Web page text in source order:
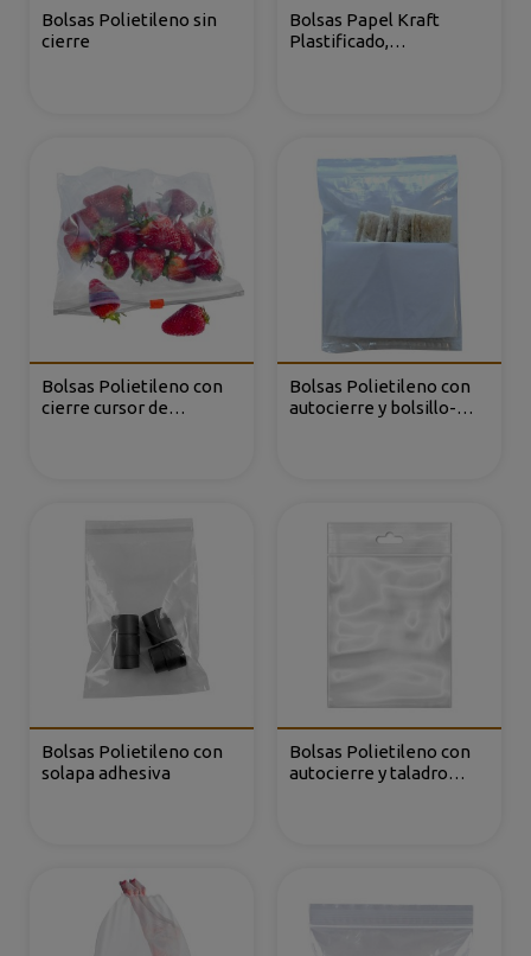
Bolsas Polietileno sin
cierre
Bolsas Papel Kraft
Plastificado,
Bolsas Polietileno con
cierre cursor de
Bolsas Polietileno con
autocierre y bolsillo-
Bolsas Polietileno con
solapa adhesiva
Bolsas Polietileno con
autocierre y taladro